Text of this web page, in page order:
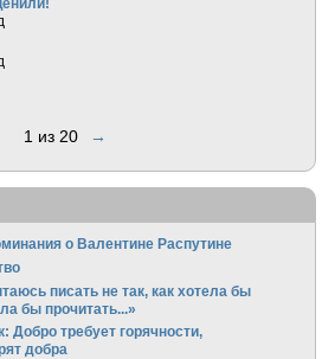
1 из 20 →
о Валентине Распутине
писать не так, как хотела бы
бы прочитать...»
Добро требует горячности,
добра